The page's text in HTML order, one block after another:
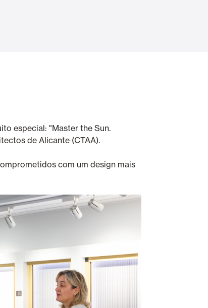
especial: "Master the Sun.
de Alicante (CTAA).
com um design mais